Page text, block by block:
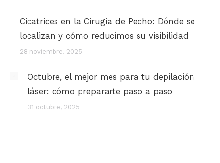
Cicatrices en la Cirugía de Pecho: Dónde se
localizan y cómo reducimos su visibilidad
28 noviembre, 2025
Octubre, el mejor mes para tu depilación
láser: cómo prepararte paso a paso
31 octubre, 2025